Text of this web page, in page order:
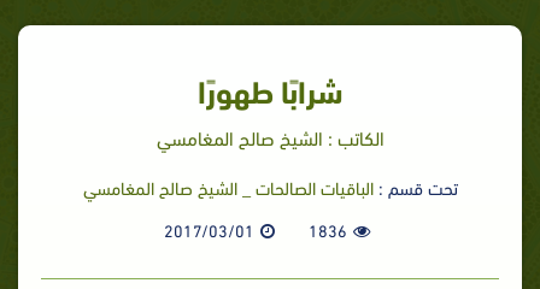
شرابًا طهورًا
الكاتب : الشيخ صالح المغامسي
تحت قسم :الباقيات الصالحات _ الشيخ صالح المغامسي
1836
2017/03/01